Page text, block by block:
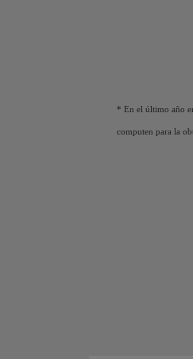
* En el último año
computen para la